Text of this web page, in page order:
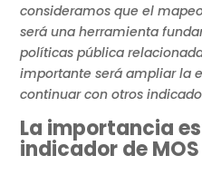
consideramos que el
será una herramienta
políticas pública
importante será ampliar la
continuar con otros
La importancia
indicador de MOS